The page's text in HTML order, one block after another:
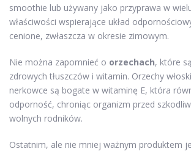
smoothie lub używany jako przyprawa w
właściwości wspierające układ
cenione, zwłaszcza w okresie zimowym.
Nie można zapomnieć o orzechach, które
zdrowych tłuszczów i witamin. Orzechy
nerkowce są bogate w witaminę E, która
odporność, chroniąc organizm przed
wolnych rodników.
Ostatnim, ale nie mniej ważnym produktem